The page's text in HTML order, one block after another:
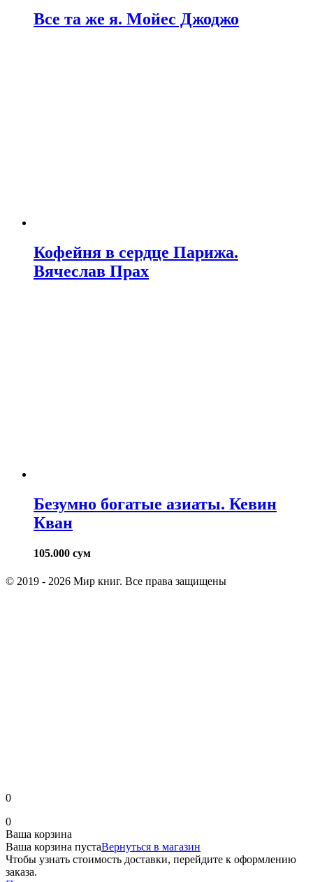
Все та же я. Мойес Джоджо
Кофейня в сердце Парижа.
Вячеслав Прах
Безумно богатые азиаты. Кевин
Кван
105.000 сум
© 2019 - 2026 Мир книг. Все права защищены
0
0
Ваша корзина
Ваша корзина пустаВернуться в магазин
Чтобы узнать стоимость доставки, перейдите к оформлению
заказа.